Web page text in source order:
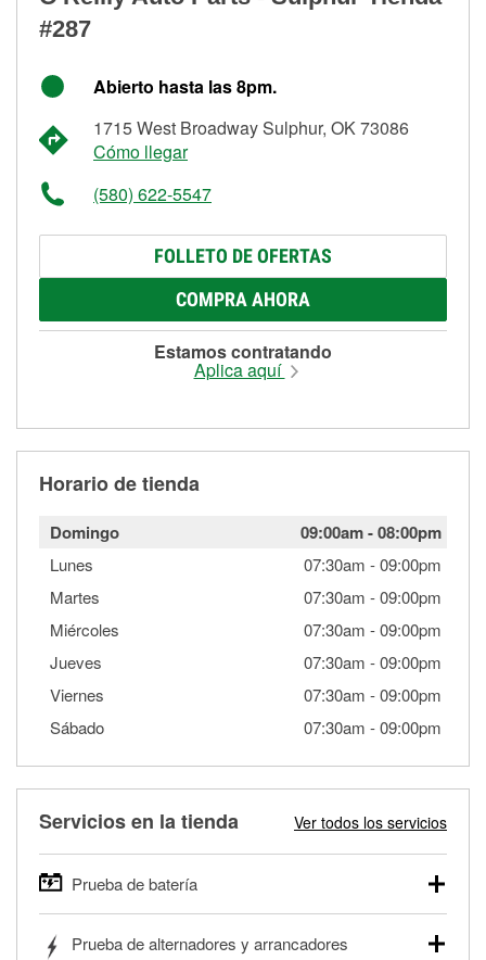
#287
Abierto hasta las 8pm.
1715 West Broadway Sulphur, OK 73086
Cómo llegar
(580) 622-5547
FOLLETO DE OFERTAS
COMPRA AHORA
Estamos contratando
Aplica aquí
Horario de tienda
Domingo 09:00am-08:00pm
Lunes 07:30am -09:00pm
Martes
07:30am -09:00pm
Miércoles
07:30am -09:00pm
Jueves
07:30am -09:00pm
Viernes
07:30am -09:00pm
Sábado
07:30am -09:00pm
Servicios en la tienda Ver todos los servicios
Prueba de batería
autos, camionetas, SUVs, vehículos comerciales y
Prueba de alternadores y arrancadores